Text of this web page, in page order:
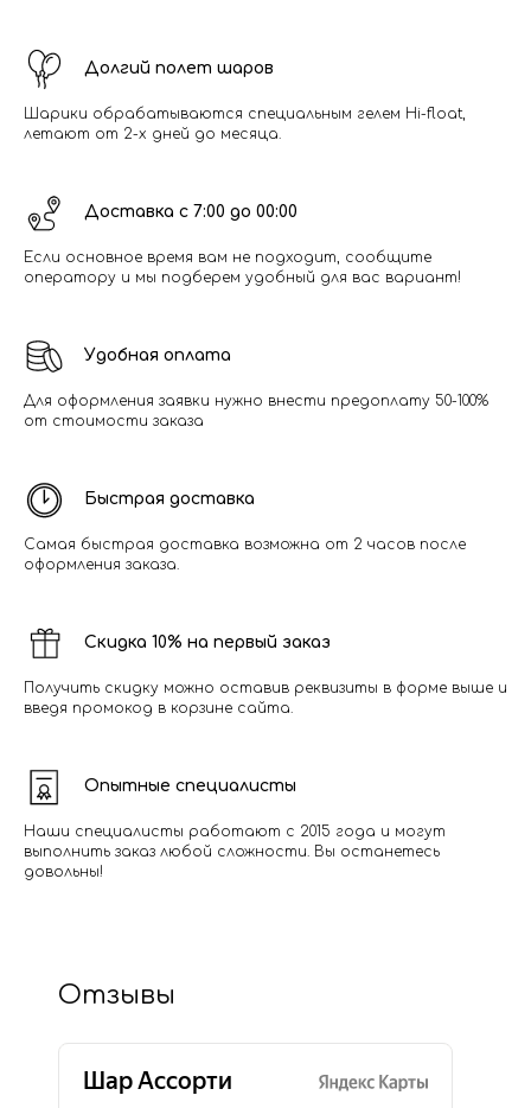
Долгий полет шаров
Шарики обрабатываются специальным гелем Hi-float,
летают от 2-х дней до месяца.
Доставка с 7:00 до 00:00
Если основное время вам не подходит, сообщите
оператору и мы подберем удобный для вас вариант!
Удобная оплата
Для оформления заявки нужно внести предоплату 50-100%
от стоимости заказа
Быстрая доставка
Самая быстрая доставка возможна от 2 часов после
оформления заказа.
Скидка 10% на первый заказ
Получить скидку можно оставив реквизиты в форме выше и
введя промокод в корзине сайта.
Опытные специалисты
Наши специалисты работают с 2015 года и могут
выполнить заказ любой сложности. Вы останетесь
довольны!
Отзывы